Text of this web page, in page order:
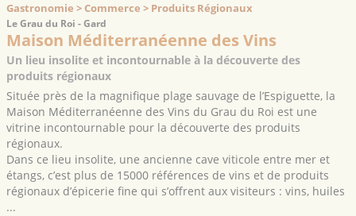
Gastronomie > Commerce > Produits Régionaux
Le Grau du Roi - Gard
Maison Méditerranéenne des Vins
Un lieu insolite et incontournable à la découverte des
produits régionaux
Située près de la magnifique plage sauvage de l’Espiguette, la
Maison Méditerranéenne des Vins du Grau du Roi est une
vitrine incontournable pour la découverte des produits
régionaux.
Dans ce lieu insolite, une ancienne cave viticole entre mer et
étangs, c’est plus de 15000 références de vins et de produits
régionaux d’épicerie fine qui s’offrent aux visiteurs : vins, huiles
...